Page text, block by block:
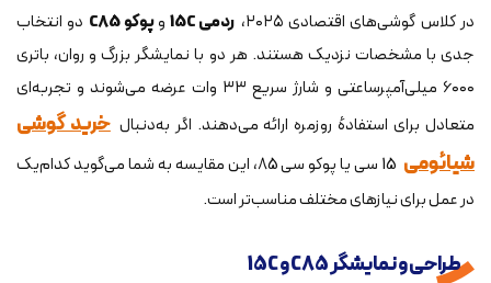
در کلاس گوشی‌های اقتصادی ۲۰۲۵، ردمی 15C وپوکو C85
دو انتخاب
جدی با مشخصات نزدیک هستند. هر دو با نمایشگر بزرگ و روان، باتری
۶۰۰۰ میلی‌آمپر‌ساعتی و شارژ سریع ۳۳ وات عرضه می‌شوند و تجربه‌ای
متعادل برای استفادهٔ روزمره ارائه می‌دهند. اگر به‌دنبال خرید گوشی
شیائومی
15 سی یا پوکو سی 85، این مقایسه به شما می‌گوید کدام‌یک
در عمل برای نیازهای مختلف مناسب‌تر است.
طراحی و نمایشگر C85 و 15C